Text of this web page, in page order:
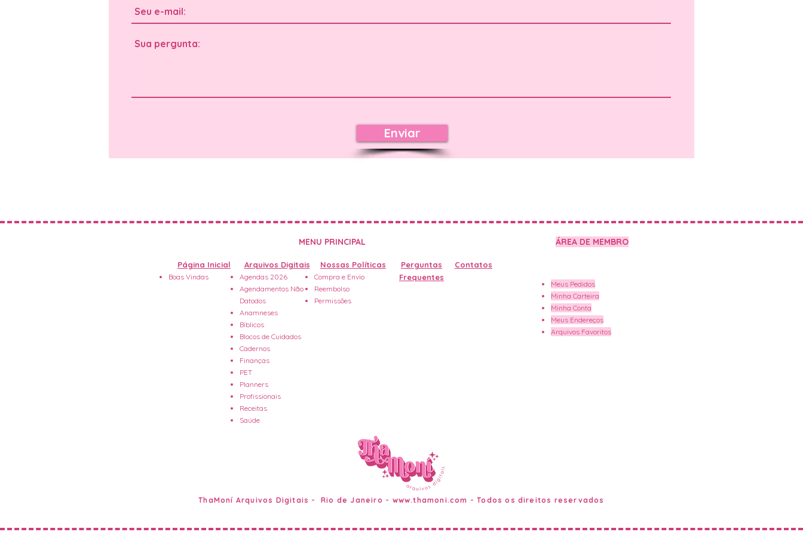
Enviar
MENU PRINCIPAL
Página Inicial
Boas Vindas
Arquivos Digitais
Agendas 2026
Agendamentos Não
Datodos
Anamneses
Bíblicos
Blocos de Cuidados
Cadernos
Finanças
PET
Planners
Profissionais
Receitas
Saúde
Nossas Políticas
Compra e Envio
Reembolso
Permissões
Perguntas
Frequentes
Contatos
ÁREA DE MEMBRO
Meus Pedidos
Minha Carteira
Minha Conta
Meus Endereços
Arquivos Favoritos
ThaMoní Arquivos Digitais - Rio de Janeiro - www.thamoni.com - Todos os direitos reservados